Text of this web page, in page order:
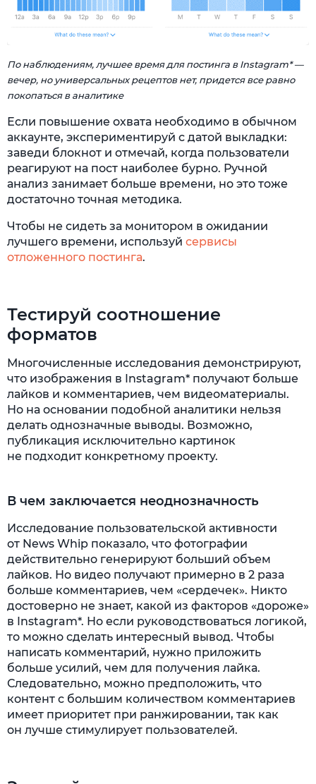
По наблюдениям, лучшее время для постинга в Instagram* —
вечер, но универсальных рецептов нет, придется все равно
покопаться в аналитике
Если повышение охвата необходимо в обычном
аккаунте, экспериментируй с датой выкладки:
заведи блокнот и отмечай, когда пользователи
реагируют на пост наиболее бурно. Ручной
анализ занимает больше времени, но это тоже
достаточно точная методика.
Чтобы не сидеть за монитором в ожидании
лучшего времени, используй сервисы
отложенного постинга.
Тестируй соотношение
форматов
Многочисленные исследования демонстрируют,
что изображения в Instagram* получают больше
лайков и комментариев, чем видеоматериалы.
Но на основании подобной аналитики нельзя
делать однозначные выводы. Возможно,
публикация исключительно картинок
не подходит конкретному проекту.
В чем заключается неоднозначность
Исследование пользовательской активности
от News Whip показало, что фотографии
действительно генерируют больший объем
лайков. Но видео получают примерно в 2 раза
больше комментариев, чем «сердечек». Никто
достоверно не знает, какой из факторов «дороже»
в Instagram*. Но если руководствоваться логикой,
то можно сделать интересный вывод. Чтобы
написать комментарий, нужно приложить
больше усилий, чем для получения лайка.
Следовательно, можно предположить, что
контент с большим количеством комментариев
имеет приоритет при ранжировании, так как
он лучше стимулирует пользователей.